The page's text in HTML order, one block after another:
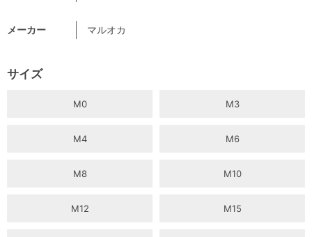
メーカー マルオカ
サイズ
M0 M3
M4 M6
M8 M10
M12 M15